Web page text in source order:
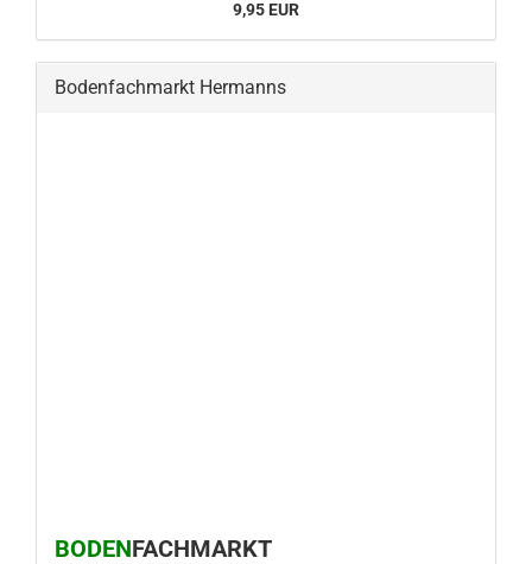
9,95 EUR
Bodenfachmarkt Hermanns
BODENFACHMARKT